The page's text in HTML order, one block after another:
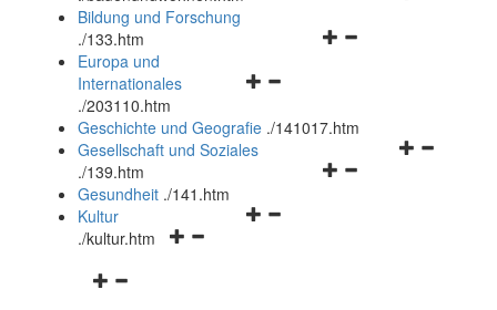
Navigationsmenü
Bildung und Forschung
./133.htm
Navigationsmenü
und
schließen
Europa und
Internationales
./203110.htm
Geschichte und Geografie ./141017.htm
Navigationsmenü
Gesellschaft und Soziales
./139.htm
Navigationsmenü
Gesundheit ./141.htm
Navigationsmenü
Kultur
./kultur.htm
Navigationsmenü